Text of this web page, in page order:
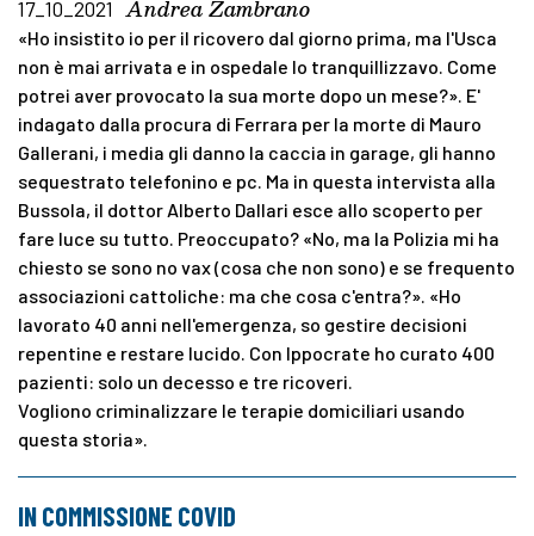
17_10_2021 Andrea Zambrano
«Ho insistito io per il ricovero dal giorno prima, ma l'Usca
non è mai arrivata e in ospedale lo tranquillizzavo. Come
potrei aver provocato la sua morte dopo un mese?». E'
indagato dalla procura di Ferrara per la morte di Mauro
Gallerani, i media gli danno la caccia in garage, gli hanno
sequestrato telefonino e pc. Ma in questa intervista alla
Bussola, il dottor Alberto Dallari esce allo scoperto per
fare luce su tutto. Preoccupato? «No, ma la Polizia mi ha
chiesto se sono no vax (cosa che non sono) e se frequento
associazioni cattoliche: ma che cosa c'entra?». «Ho
lavorato 40 anni nell'emergenza, so gestire decisioni
repentine e restare lucido. Con Ippocrate ho curato 400
pazienti: solo un decesso e tre ricoveri.
Vogliono criminalizzare le terapie domiciliari usando
questa storia».
IN COMMISSIONE COVID